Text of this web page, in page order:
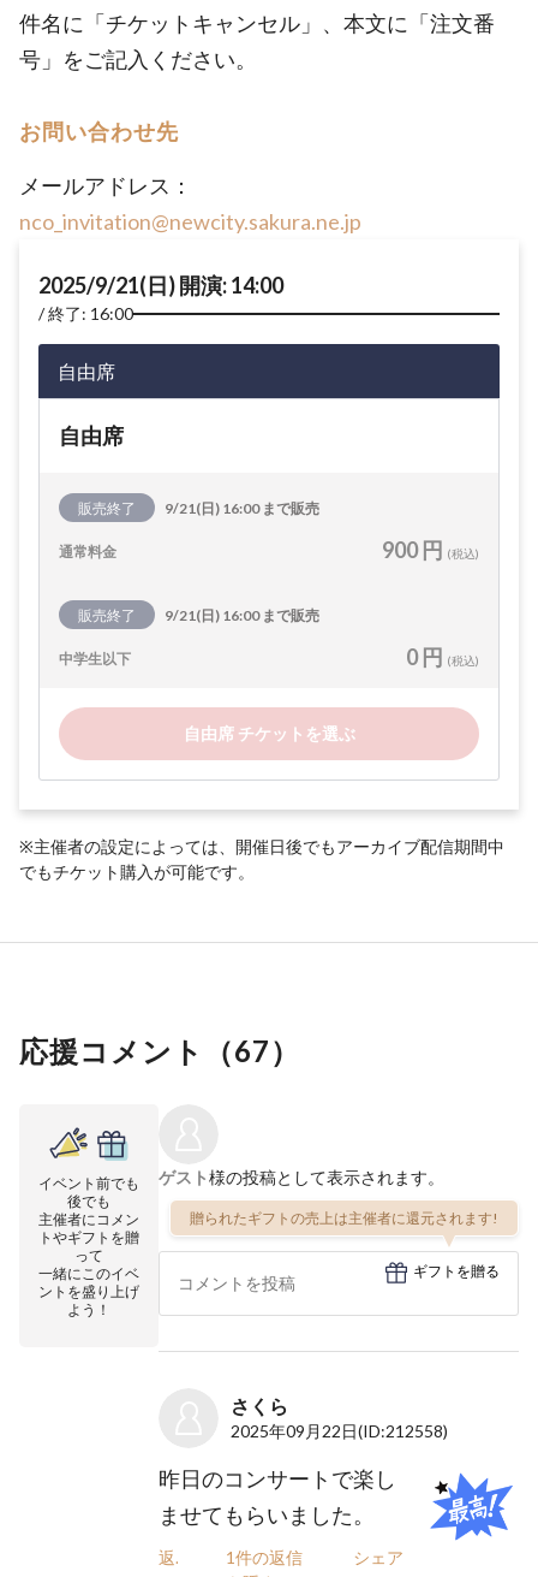
件名に「チケットキャンセル」、本文に「注文番
号」をご記入ください。
お問い合わせ先
メールアドレス：
nco_invitation@newcity.sakura.ne.jp
2025/9/21(日) 開演: 14:00
終了: 16:00
自由席
自由席
販売終了 9/21(日) 16:00 まで販売
通常料金 900 円 (税込)
販売終了 9/21(日) 16:00 まで販売
中学生以下 0 円 (税込)
自由席 チケットを選ぶ
※主催者の設定によっては、開催日後でもアーカイブ配信期間中
でもチケット購入が可能です。
応援コメント（67）
イベント前でも
後でも
主催者にコメン
トやギフトを贈
って
一緒にこのイベ
ントを盛り上げ
よう！
ゲスト様の投稿として表示されます。
贈られたギフトの売上は主催者に還元されます!
ギフトを贈る
さくら
2025年09月22日(ID:212558)
昨日のコンサートで楽し
ませてもらいました。
返信
1件の返信
シェア